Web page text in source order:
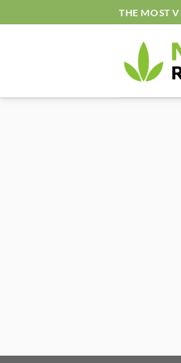
to
THE MOST